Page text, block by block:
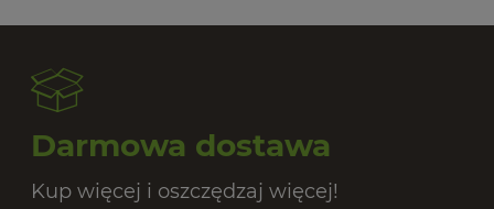
Darmowa dostawa
Kup więcej i oszczędzaj więcej!